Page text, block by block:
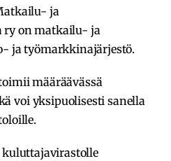
ja
ry on matkailu- ja
ja työmarkkinajärjestö.
määräävässä
voi yksipuolisesti sanella